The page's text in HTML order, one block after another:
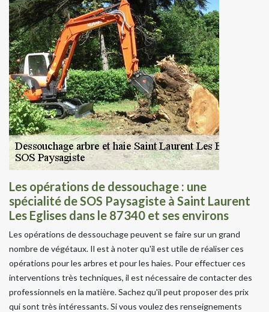
Les opérations de dessouchage : une
spécialité de SOS Paysagiste à Saint Laurent
Les Eglises dans le 87340 et ses environs
Les opérations de dessouchage peuvent se faire sur un grand
nombre de végétaux. Il est à noter qu'il est utile de réaliser ces
opérations pour les arbres et pour les haies. Pour effectuer ces
interventions très techniques, il est nécessaire de contacter des
professionnels en la matière. Sachez qu'il peut proposer des prix
qui sont très intéressants. Si vous voulez des renseignements